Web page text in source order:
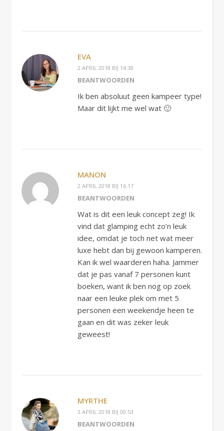
EVA
2 APRIL 2018 BIJ 14:38
BEANTWOORDEN
Ik ben absoluut geen kampeer type!
Maar dit lijkt me wel wat 🙂
MANON
2 APRIL 2018 BIJ 16:17
BEANTWOORDEN
Wat is dit een leuk concept zeg! Ik
vind dat glamping echt zo’n leuk
idee, omdat je toch net wat meer
luxe hebt dan bij gewoon kamperen.
Kan ik wel waarderen haha. Jammer
dat je pas vanaf 7 personen kunt
boeken, want ik ben nog op zoek
naar een leuke plek om met 5
personen een weekendje heen te
gaan en dit was zeker leuk
geweest!
MYRTHE
3 APRIL 2018 BIJ 00:53
BEANTWOORDEN